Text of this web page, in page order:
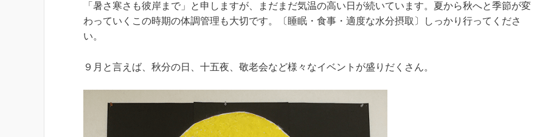
「暑さ寒さも彼岸まで」と申しますが、まだまだ気温の高い日が続いています。夏から秋へと季節が変
わっていくこの時期の体調管理も大切です。〔睡眠・食事・適度な水分摂取〕しっかり行ってくださ
い。
９月と言えば、秋分の日、十五夜、敬老会など様々なイベントが盛りだくさん。